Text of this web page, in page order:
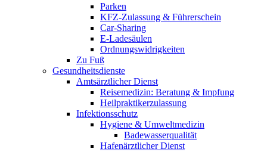
Parken
KFZ-Zulassung & Führerschein
Car-Sharing
E-Ladesäulen
Ordnungswidrigkeiten
Zu Fuß
Gesundheitsdienste
Amtsärztlicher Dienst
Reisemedizin: Beratung & Impfung
Heilpraktikerzulassung
Infektionsschutz
Hygiene & Umweltmedizin
Badewasserqualität
Hafenärztlicher Dienst